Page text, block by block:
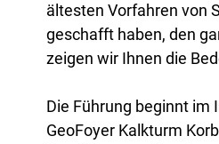
ältesten Vorfahren von
geschafft haben, den
zeigen wir Ihnen die
Die Führung beginnt im
GeoFoyer Kalkturm